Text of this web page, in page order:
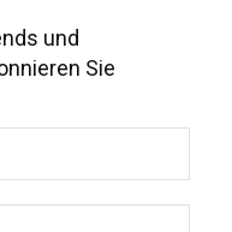
und
Sie